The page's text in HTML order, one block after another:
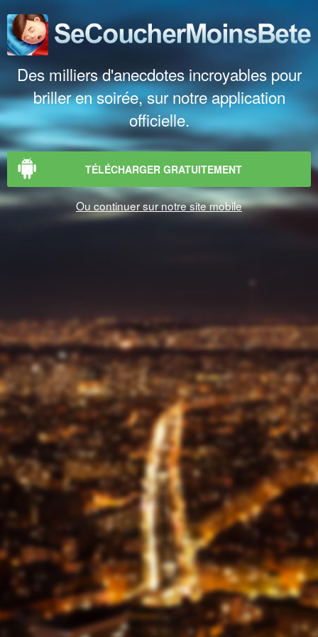
Des milliers d'anecdotes incroyables pour
briller en soirée, sur notre application
officielle.
TÉLÉCHARGER GRATUITEMENT
Ou continuer sur notre site mobile